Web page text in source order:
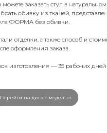
можете заказать стул в
обивку из тканей,
ФОРМА без обивки.
отделки, а также способ и
оформления заказа.
изготовления — 35 рабочих
Перейти на диск с моделью